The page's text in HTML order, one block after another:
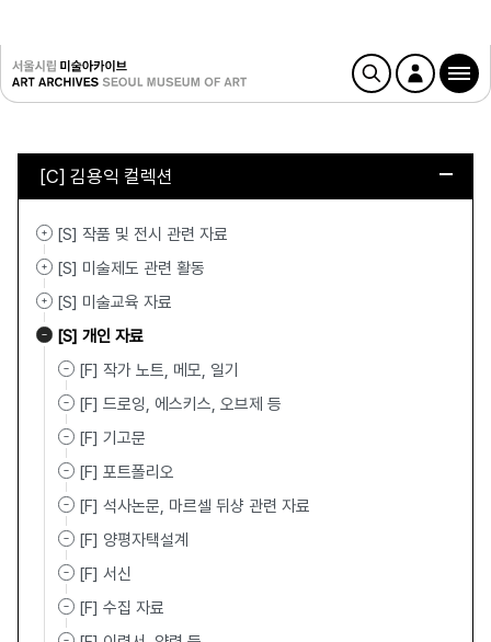
[C] 김용익 컬렉션
[S] 작품 및 전시 관련 자료
[S] 미술제도 관련 활동
[S] 미술교육 자료
[S] 개인 자료
[F] 작가 노트, 메모, 일기
[F] 드로잉, 에스키스, 오브제 등
[F] 기고문
[F] 포트폴리오
[F] 석사논문, 마르셀 뒤샹 관련 자료
[F] 양평자택설계
[F] 서신
[F] 수집 자료